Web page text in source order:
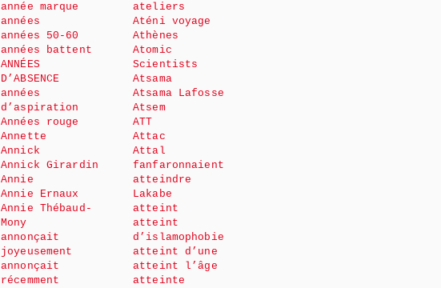
année marque
années
années 50-60
années battent
ANNÉES
D’ABSENCE
années
d’aspiration
Années rouge
Annette
Annick
Annick Girardin
Annie
Annie Ernaux
Annie Thébaud-
Mony
annonçait
joyeusement
annonçait
récemment
ateliers
Aténi voyage
Athènes
Atomic
Scientists
Atsama
Atsama Lafosse
Atsem
ATT
Attac
Attal
fanfaronnaient
atteindre
Lakabe
atteint
atteint
d’islamophobie
atteint d’une
atteint l’âge
atteinte